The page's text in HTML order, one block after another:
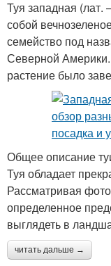
Туя западная (лат.
собой
семейство под
Северной
растение было
Общее описание
Туя обладает
Рассматривая
определенное
выглядеть в
читать дальше →